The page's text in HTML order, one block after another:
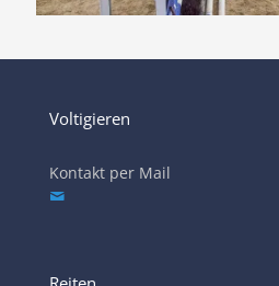
Voltigieren
Kontakt per Mail